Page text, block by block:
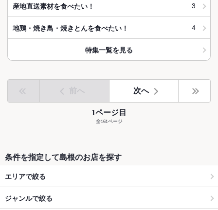
産地直送素材を食べたい！ 3
地鶏・焼き鳥・焼きとんを食べたい！ 4
特集一覧を見る
前へ 次へ
1ページ目
全161ページ
条件を指定して島根のお店を探す
エリアで絞る
ジャンルで絞る